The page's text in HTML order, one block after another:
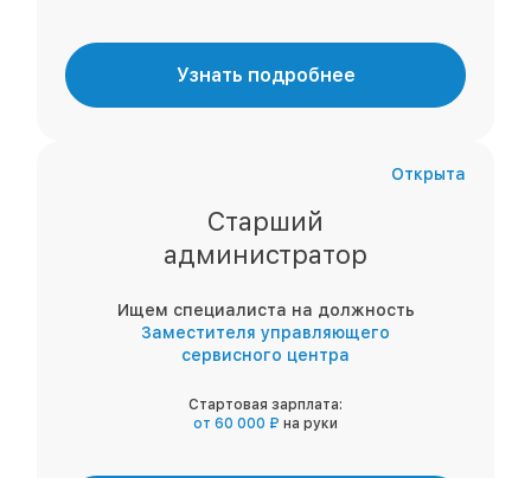
Узнать подробнее
Открыта
Старший
администратор
Ищем специалиста на должность
Заместителя управляющего
сервисного центра
Стартовая зарплата:
от 60 000 ₽ на руки